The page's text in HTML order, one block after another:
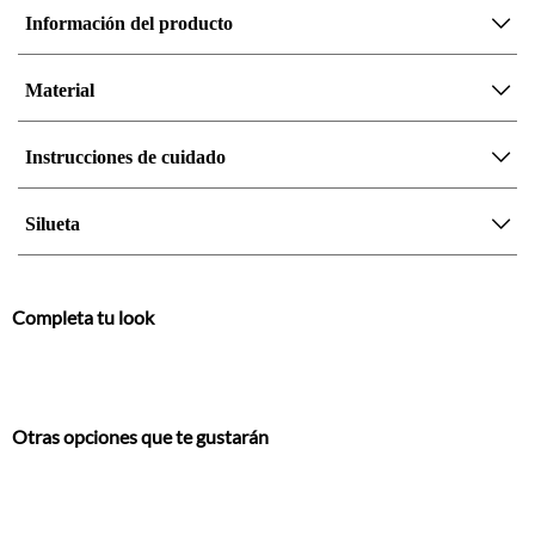
Información del producto
Material
Instrucciones de cuidado
Silueta
Completa tu look
Otras opciones que te gustarán